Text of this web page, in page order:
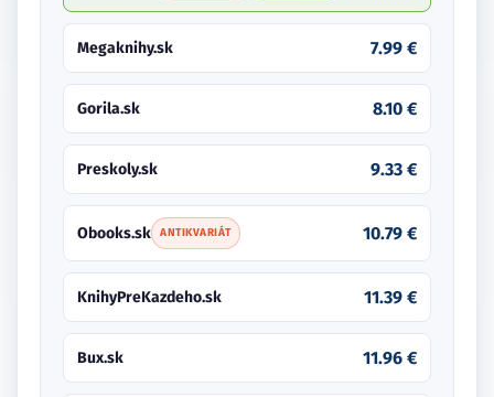
Megaknihy.sk 7.99 €
Gorila.sk 8.10 €
Preskoly.sk 9.33 €
Obooks.sk ANTIKVARIÁT 10.79 €
KnihyPreKazdeho.sk 11.39 €
Bux.sk 11.96 €